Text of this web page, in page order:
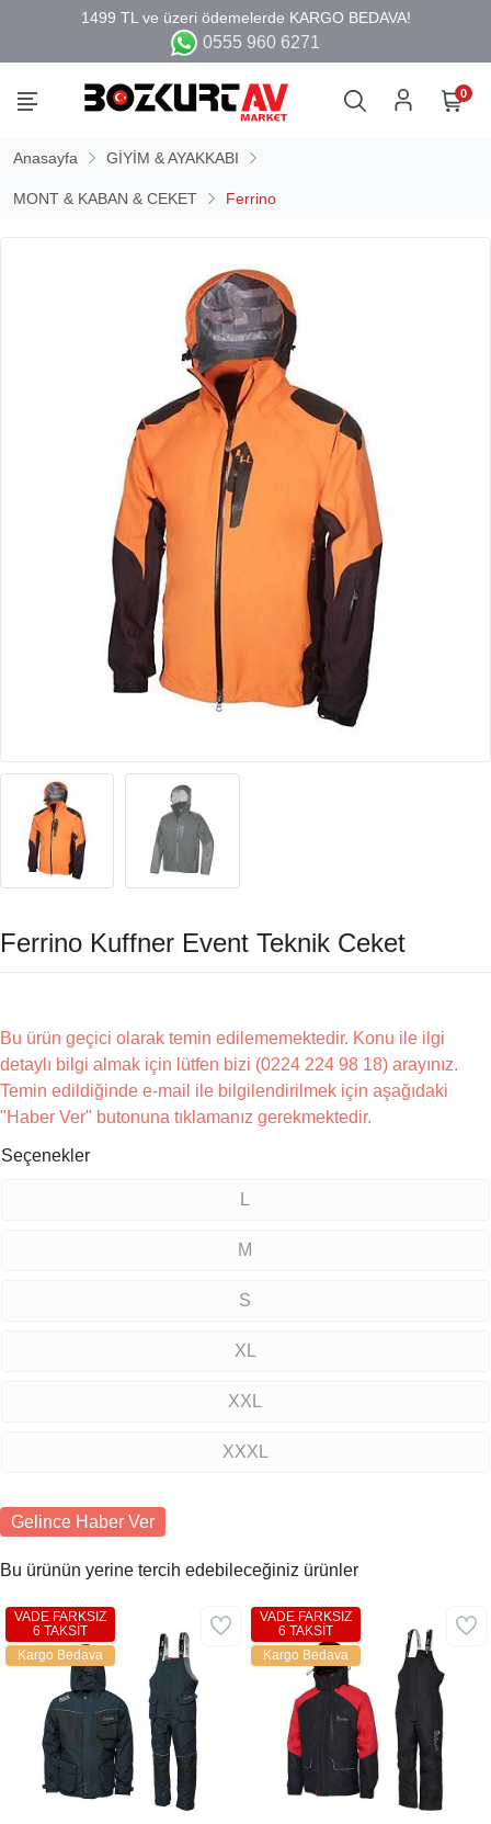
0555 960 6271
0
Anasayfa GİYİM & AYAKKABI
MONT & KABAN & CEKET Ferrino
Ferrino Kuffner Event Teknik Ceket
Bu ürün geçici olarak temin edilememektedir. Konu ile ilgi
detaylı bilgi almak için lütfen bizi (0224 224 98 18) arayınız.
Temin edildiğinde e-mail ile bilgilendirilmek için aşağıdaki
"Haber Ver" butonuna tıklamanız gerekmektedir.
Seçenekler
L
M
S
XL
XXL
XXXL
Gelince Haber Ver
Bu ürünün yerine tercih edebileceğiniz ürünler
VADE FARKSIZ
6 TAKSİT
Kargo Bedava
VADE FARKSIZ
6 TAKSİT
Kargo Bedava